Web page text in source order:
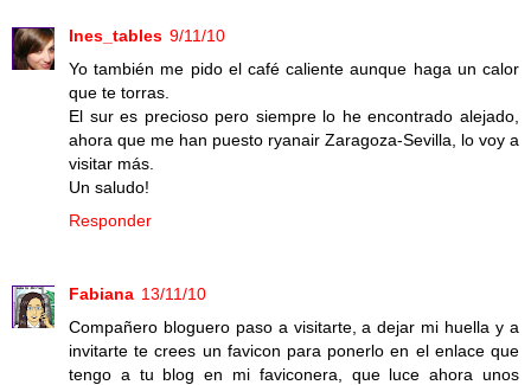
Ines_tables 9/11/10
Yo también me pido el café caliente aunque haga un calor
que te torras.
El sur es precioso pero siempre lo he encontrado alejado,
ahora que me han puesto ryanair Zaragoza-Sevilla, lo voy a
visitar más.
Un saludo!
Responder
Fabiana 13/11/10
Compañero bloguero paso a visitarte, a dejar mi huella y a
invitarte te crees un favicon para ponerlo en el enlace que
tengo a tu blog en mi faviconera, que luce ahora unos